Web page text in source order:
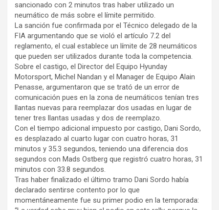
sancionado con 2 minutos tras haber utilizado un
neumático de más sobre el límite permitido.
La sanción fue confirmada por el Técnico delegado de la
FIA argumentando que se violó el artículo 7.2 del
reglamento, el cual establece un límite de 28 neumáticos
que pueden ser utilizados durante toda la competencia.
Sobre el castigo, el Director del Equipo Hyunday
Motorsport, Michel Nandan y el Manager de Equipo Alain
Penasse, argumentaron que se trató de un error de
comunicación pues en la zona de neumáticos tenían tres
llantas nuevas para reemplazar dos usadas en lugar de
tener tres llantas usadas y dos de reemplazo.
Con el tiempo adicional impuesto por castigo, Dani Sordo,
es desplazado al cuarto lugar con cuatro horas, 31
minutos y 35.3 segundos, teniendo una diferencia dos
segundos con Mads Ostberg que registró cuatro horas, 31
minutos con 33.8 segundos.
Tras haber finalizado el último tramo Dani Sordo había
declarado sentirse contento por lo que
momentáneamente fue su primer podio en la temporada: